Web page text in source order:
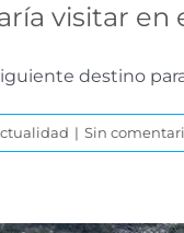
visitar en
destino
| Sin